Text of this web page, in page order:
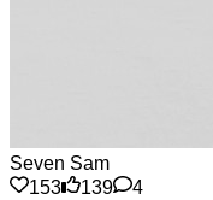
Seven Sam
153
139 4